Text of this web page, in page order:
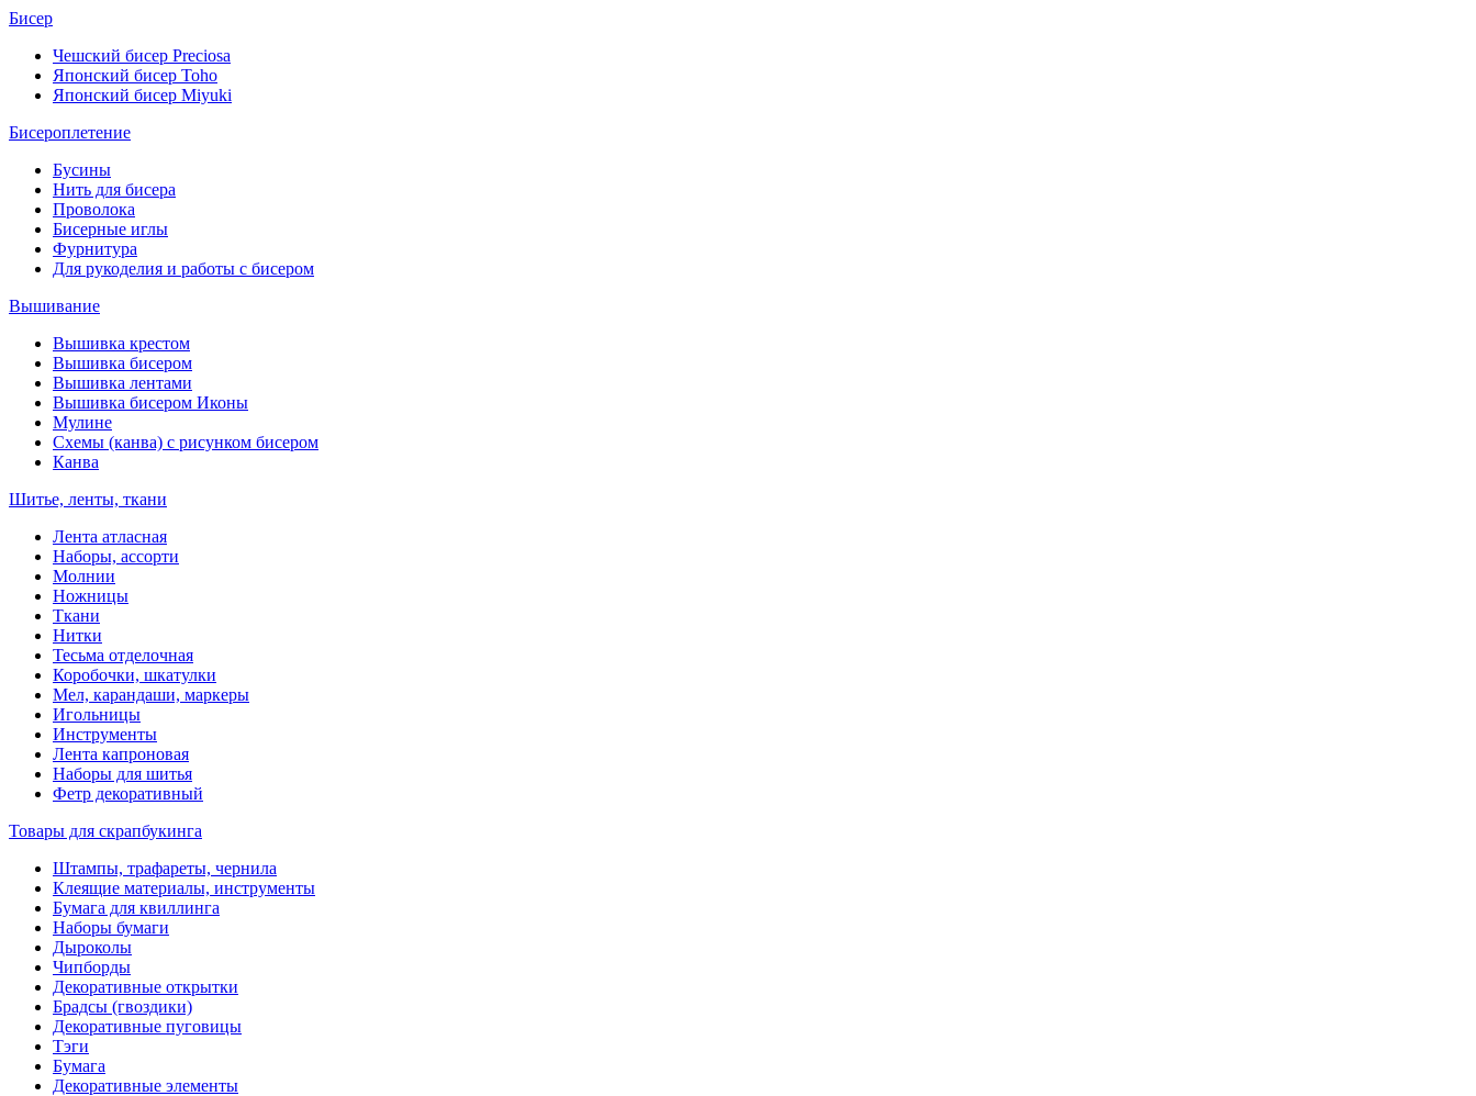
Бисер
Чешский бисер Preciosa
Японский бисер Toho
Японский бисер Miyuki
Бисероплетение
Бусины
Нить для бисера
Проволока
Бисерные иглы
Фурнитура
Для рукоделия и работы с бисером
Вышивание
Вышивка крестом
Вышивка бисером
Вышивка лентами
Вышивка бисером Иконы
Мулине
Схемы (канва) с рисунком бисером
Канва
Шитье, ленты, ткани
Лента атласная
Наборы, ассорти
Молнии
Ножницы
Ткани
Нитки
Тесьма отделочная
Коробочки, шкатулки
Мел, карандаши, маркеры
Игольницы
Инструменты
Лента капроновая
Наборы для шитья
Фетр декоративный
Товары для скрапбукинга
Штампы, трафареты, чернила
Клеящие материалы, инструменты
Бумага для квиллинга
Наборы бумаги
Дыроколы
Чипборды
Декоративные открытки
Брадсы (гвоздики)
Декоративные пуговицы
Тэги
Бумага
Декоративные элементы